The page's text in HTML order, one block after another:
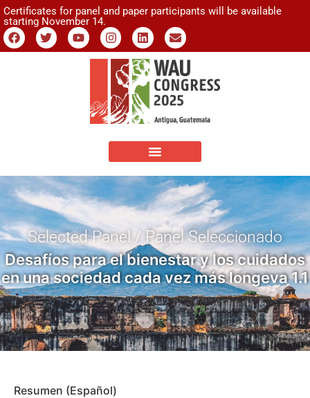
Certificates for panel and paper participants will be available
starting November 14.
Selected Panel / Panel Seleccionado
Desafíos para el bienestar y los cuidados
en una sociedad cada vez más longeva 1.1
Resumen (Español)